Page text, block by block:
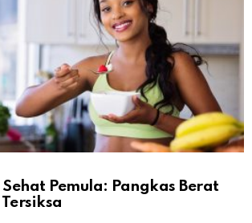
Sehat Pemula: Pangkas Berat